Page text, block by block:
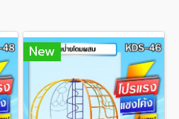
New